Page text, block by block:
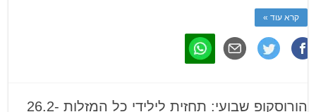
קרא עוד »
הורוסקופ שבועי: תחזית לילידי כל המזלות 26.2-